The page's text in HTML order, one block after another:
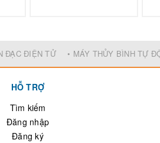
ĐẠC ĐIỆN TỬ • MÁY THỦY BÌNH TỰ
HỖ TRỢ
Tìm kiếm
Đăng nhập
Đăng ký